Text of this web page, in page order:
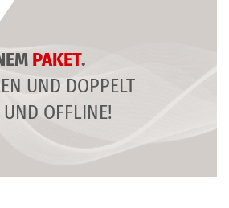
PAKET.
UND DOPPELT
OFFLINE!